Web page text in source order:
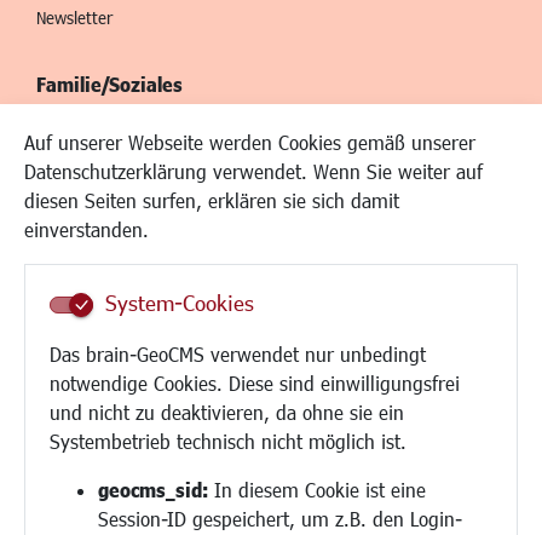
Auf unserer Webseite werden Cookies gemäß unserer
Datenschutzerklärung verwendet. Wenn Sie weiter auf
diesen Seiten surfen, erklären sie sich damit
einverstanden.
System-Cookies
Das brain-GeoCMS verwendet nur unbedingt
notwendige Cookies. Diese sind einwilligungsfrei
und nicht zu deaktivieren, da ohne sie ein
Systembetrieb technisch nicht möglich ist.
geocms_sid: In diesem Cookie ist eine
Session-ID gespeichert, um z.B. den Login-
Newsletter
Familie/Soziales
Kinderbetreuung
Kinder und Jugend
Institutionen für Familien
Frauen
Schule
Demokratie leben
Ukrainehilfe
Hilfe für Geflüchtete
Religion
Bauen/Umwelt/Mobilität